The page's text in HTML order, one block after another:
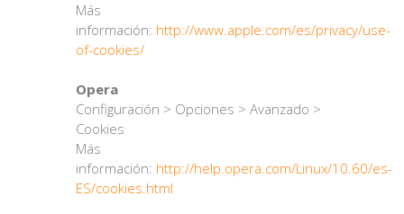
Más
información: http://www.apple.com/es/privacy/use-
of-cookies/
Opera
Configuración > Opciones > Avanzado >
Cookies
Más
información: http://help.opera.com/Linux/10.60/es-
ES/cookies.html